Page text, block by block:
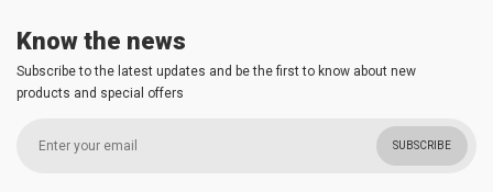
Know the news
Subscribe to the latest updates and be the first to know about new
products and special offers
SUBSCRIBE